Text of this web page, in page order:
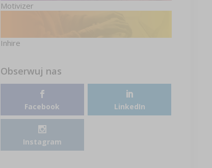
Motivizer
Inhire
Obserwuj nas
Facebook LinkedIn
Instagram